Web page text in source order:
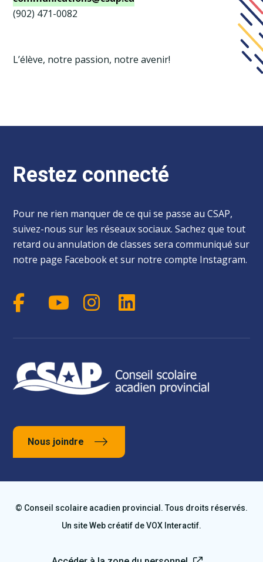
(902) 471-0082
L’élève, notre passion, notre avenir!
Restez connecté
Pour ne rien manquer de ce qui se passe au CSAP,
suivez-nous sur les réseaux sociaux. Sachez que tout
retard ou annulation de classes sera communiqué sur
notre page Facebook et sur notre compte Instagram.
Nous joindre
© Conseil scolaire acadien provincial. Tous droits réservés.
Un site Web créatif deVOX Interactif.